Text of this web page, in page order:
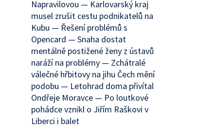
Napravilovou — Karlovarský kraj
musel zrušit cestu podnikatelů na
Kubu — Řešení problémů s
Opencard — Snaha dostat
mentálně postižené ženy z ústavů
naráží na problémy — Zchátralé
válečné hřbitovy na jihu Čech mění
podobu — Letohrad doma přivítal
Ondřeje Moravce — Po loutkové
pohádce vznikl o Jiřím Raškovi v
Liberci i balet